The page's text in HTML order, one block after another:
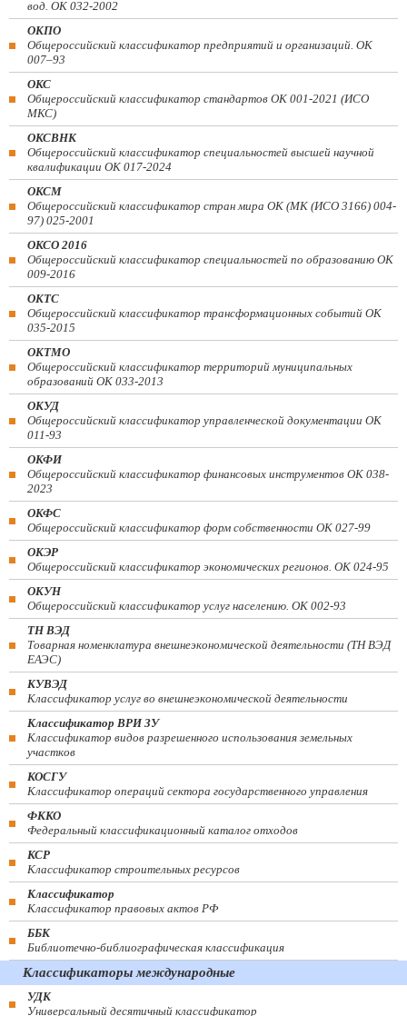
вод. ОК 032-2002
ОКПО
Общероссийский классификатор предприятий и организаций. ОК
007–93
ОКС
Общероссийский классификатор стандартов ОК 001-2021 (ИСО
МКС)
ОКСВНК
Общероссийский классификатор специальностей высшей научной
квалификации ОК 017-2024
ОКСМ
Общероссийский классификатор стран мира ОК (МК (ИСО 3166) 004-
97) 025-2001
ОКСО 2016
Общероссийский классификатор специальностей по образованию ОК
009-2016
ОКТС
Общероссийский классификатор трансформационных событий ОК
035-2015
ОКТМО
Общероссийский классификатор территорий муниципальных
образований ОК 033-2013
ОКУД
Общероссийский классификатор управленческой документации ОК
011-93
ОКФИ
Общероссийский классификатор финансовых инструментов OK 038-
2023
ОКФС
Общероссийский классификатор форм собственности ОК 027-99
ОКЭР
Общероссийский классификатор экономических регионов. ОК 024-95
ОКУН
Общероссийский классификатор услуг населению. ОК 002-93
ТН ВЭД
Товарная номенклатура внешнеэкономической деятельности (ТН ВЭД
ЕАЭС)
КУВЭД
Классификатор услуг во внешнеэкономической деятельности
Классификатор ВРИ ЗУ
Классификатор видов разрешенного использования земельных
участков
КОСГУ
Классификатор операций сектора государственного управления
ФККО
Федеральный классификационный каталог отходов
КСР
Классификатор строительных ресурсов
Классификатор
Классификатор правовых актов РФ
ББК
Библиотечно-библиографическая классификация
Классификаторы международные
УДК
Универсальный десятичный классификатор